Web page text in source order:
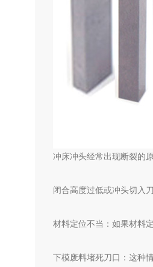
冲床冲头经常出现断裂的
闭合高度过低或冲头切入
材料定位不当：如果材料
下模废料堵死刀口：这种